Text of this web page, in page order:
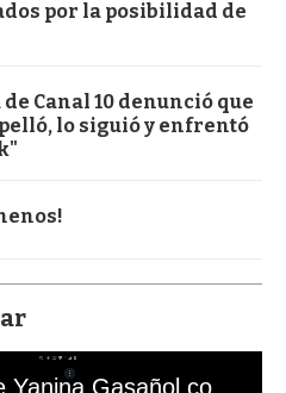
por la posibilidad de
Canal 10 denunció que
lo siguió y enfrentó